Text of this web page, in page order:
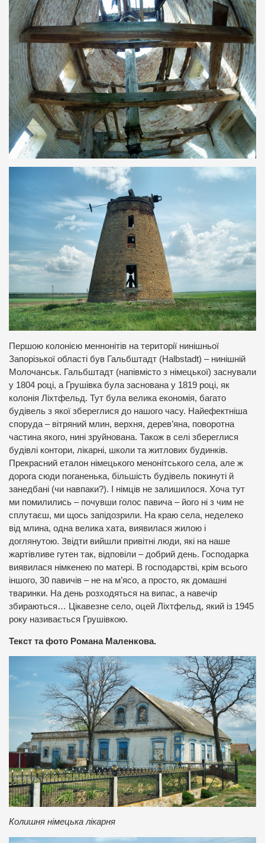
Першою колонією меннонітів на території нинішньої
Запорізької області був Гальбштадт (Halbstadt) – нинішній
Молочанськ. Гальбштадт (напівмісто з німецької) заснували
у 1804 році, а Грушівка була заснована у 1819 році, як
колонія Ліхтфельд. Тут була велика економія, багато
будівель з якої збереглися до нашого часу. Найефектніша
споруда – вітряний млин, верхня, дерев’яна, поворотна
частина якого, нині зруйнована. Також в селі збереглися
будівлі контори, лікарні, школи та житлових будинків.
Прекрасний еталон німецького менонітського села, але ж
дорога сюди поганенька, більшість будівель покинуті й
занедбані (чи навпаки?). І німців не залишилося. Хоча тут
ми помилились – почувши голос павича – його ні з чим не
сплутаєш, ми щось запідозрили. На краю села, неделеко
від млина, одна велика хата, виявилася жилою і
доглянутою. Звідти вийшли привітні люди, які на наше
жартівливе гутен так, відповіли – добрий день. Господарка
виявилася німкенею по матері. В господарстві, крім всього
іншого, 30 павичів – не на м’ясо, а просто, як домашні
тваринки. На день розходяться на випас, а навечір
збираються… Цікавезне село, оцей Ліхтфельд, який із 1945
року називається Грушівкою.
Текст та фото Романа Маленкова.
Колишня німецька лікарня